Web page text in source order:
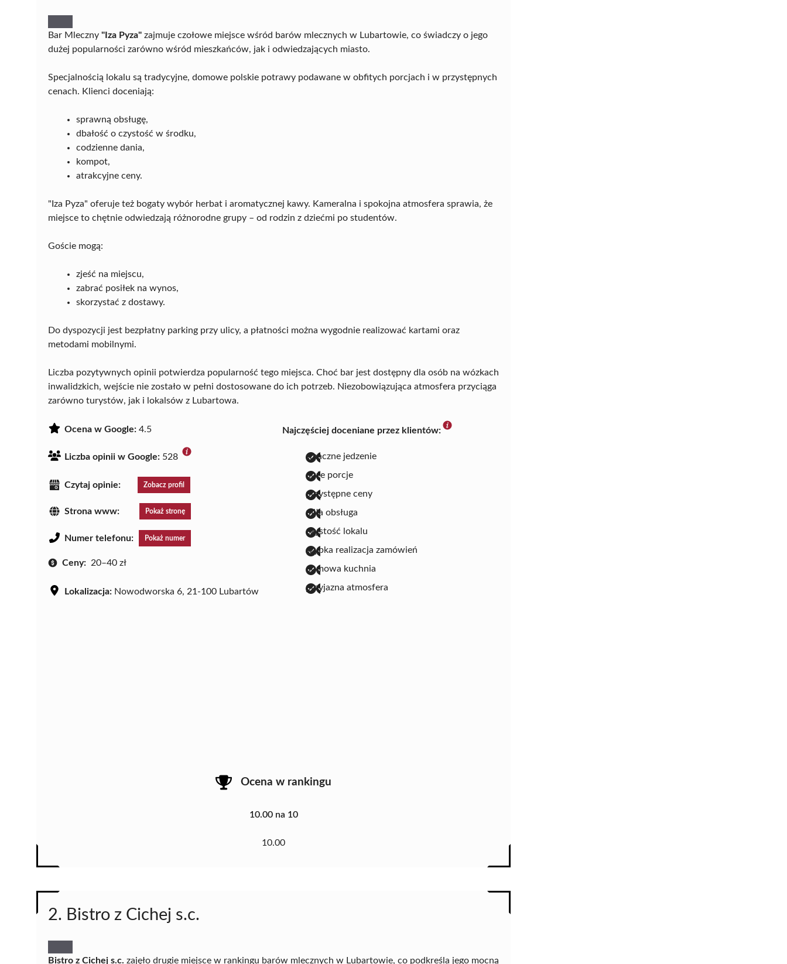
Bar Mleczny "Iza Pyza" zajmuje czołowe miejsce wśród barów mlecznych w Lubartowie, co świadczy o jego
dużej popularności zarówno wśród mieszkańców, jak i odwiedzających miasto.
Specjalnością lokalu są tradycyjne, domowe polskie potrawy podawane w obfitych porcjach i w przystępnych
cenach. Klienci doceniają:
sprawną obsługę,
dbałość o czystość w środku,
codzienne dania,
kompot,
atrakcyjne ceny.
"Iza Pyza" oferuje też bogaty wybór herbat i aromatycznej kawy. Kameralna i spokojna atmosfera sprawia, że
miejsce to chętnie odwiedzają różnorodne grupy – od rodzin z dziećmi po studentów.
Goście mogą:
zjeść na miejscu,
zabrać posiłek na wynos,
skorzystać z dostawy.
Do dyspozycji jest bezpłatny parking przy ulicy, a płatności można wygodnie realizować kartami oraz
metodami mobilnymi.
Liczba pozytywnych opinii potwierdza popularność tego miejsca. Choć bar jest dostępny dla osób na wózkach
inwalidzkich, wejście nie zostało w pełni dostosowane do ich potrzeb. Niezobowiązująca atmosfera przyciąga
zarówno turystów, jak i lokalsów z Lubartowa.
Ocena w Google: 4.5
Liczba opinii w Google: 528
Czytaj opinie: Zobacz profil
Strona www: Pokaż stronę
Numer telefonu: Pokaż numer
Ceny: 20–40 zł
Lokalizacja: Nowodworska 6, 21-100 Lubartów
Najczęściej doceniane przez klientów:
smaczne jedzenie
duże porcje
przystępne ceny
miła obsługa
czystość lokalu
szybka realizacja zamówień
domowa kuchnia
przyjazna atmosfera
Ocena w rankingu
10.00 na 10
10.00
2. Bistro z Cichej s.c.
Bistro z Cichej s.c. zajęło drugie miejsce w rankingu barów mlecznych w Lubartowie, co podkreśla jego mocną